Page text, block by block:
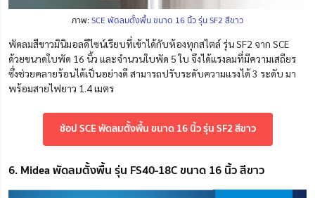
ภาพ:SCE พัดลมตั้งพื้น ขนาด 16 นิ้ว รุ่น SF2 สีขาว
พัดลมสีขาวมินิมอลดีไซน์เรียบที่เข้าได้กับห้องทุกสไตล์ รุ่น SF2 จาก SCE
ด้วยขนาดใบพัด 16 นิ้ว และจำนวนใบพัด 5 ใบ จึงได้แรงลมที่มีความเสถียร
ซึ่งช่วยคลายร้อนได้เป็นอย่างดี สามารถปรับระดับความแรงได้ 3 ระดับ มา
พร้อมสายไฟยาว 1.4 เมตร
ช้อป SCE พัดลมตั้งพื้น ขนาด 16 นิ้ว รุ่น SF2 สีขาว
6. Midea พัดลมตั้งพื้น รุ่น FS40-18C ขนาด 16 นิ้ว สีขาว